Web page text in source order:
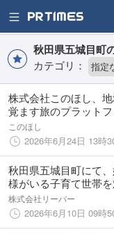
秋田県五城目町
カテゴリ：
株式会社このほし、
覚ます旅のプラット
業拡大に向け、クラ
ラットフォームで地
た照井翔登が取締役
このほし
2026年6月24日 13時
秋田県五城目町にて
様がいる子育て世帯
談サービス「いつでも
始
株式会社リーバー
2026年6月10日 09時